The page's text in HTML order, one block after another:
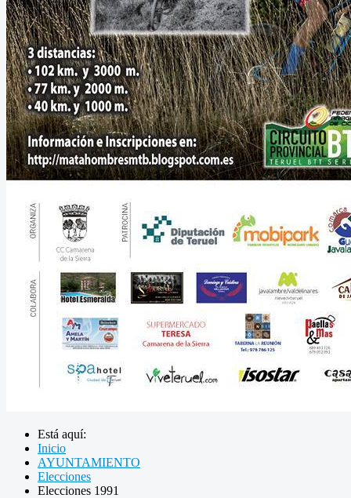
Está aquí:
Inicio
AYUNTAMIENTO
Elecciones
Elecciones 1991